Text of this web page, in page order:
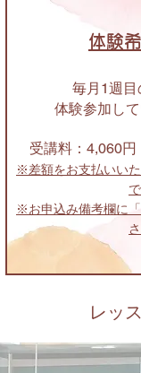
体験
毎月1週
体験参加して
受講料：4,060円
※差額をお支払いい
※お申込み備考欄に
レッ